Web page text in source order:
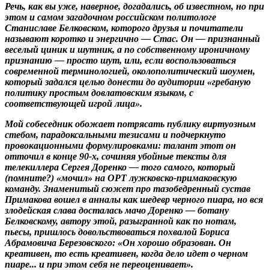
Речь, как вы уже, наверное, догадались, об известном, но при
этом и самом загадочном российском политологе
Станиславе Белковском, которого друзья и почитатели
называют коротко и энергично — Стас. Он — признанный
веселый циник и шутник, а по собственному ироничному
признанию — просто шут, или, если воспользоваться
современной терминологией, околополитический шоумен,
который задался целью донести до аудитории «гребаную
политику простым довлатовским языком, с
соответствующей игрой лица».
Мой собеседник обожает потрясать публику виртуозным
стебом, парадоксальными тезисами и подчеркнуто
провокационными формулировками: талант этот он
отточил в конце 90-х, сочиняя убойные тексты для
телекиллера Сергея Доренко — того самого, который
(помните?) «мочил» на ОРТ лужковско-примаковскую
команду. Знаменитый сюжет про тазобедренный сустав
Примакова вошел в анналы как шедевр черного пиара, но вся
злодейская слава досталась мачо Доренко — ботану
Белковскому, автору этой, разыгранной как по нотам,
пьесы, пришлось довольствоваться похвалой Бориса
Абрамовича Березовского: «Он хорошо образован. Он
креативен, то есть креативен, когда дело идет о черном
пиаре... и при этом себя не переоценивает».